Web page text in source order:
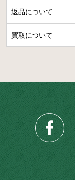
返品について
買取について